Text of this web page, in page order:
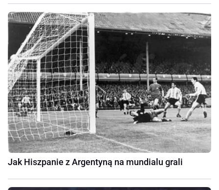
Jak Hiszpanie z Argentyną na mundialu grali